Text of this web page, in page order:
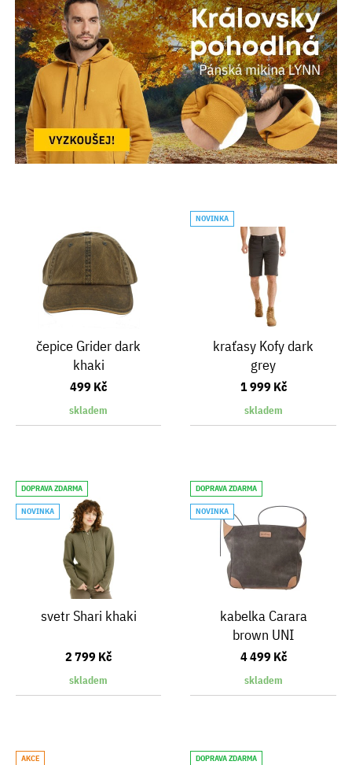
čepice Grider dark
khaki
499 Kč
skladem
NOVINKA
kraťasy Kofy dark
grey
1 999 Kč
skladem
DOPRAVA ZDARMA
NOVINKA
svetr Shari khaki
2 799 Kč
skladem
DOPRAVA ZDARMA
NOVINKA
kabelka Carara
brown UNI
4 499 Kč
skladem
AKCE DOPRAVA ZDARMA